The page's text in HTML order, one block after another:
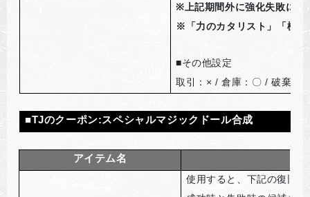
※ 上記期間外に強化失敗に
※「力のカタリスト」「機敏
■その他設定
取引：× / 倉庫：〇 / 破棄：×
■TJのクーポン:スペシャルマジックドール合成
アイテム名
使用すると、下記の復旧